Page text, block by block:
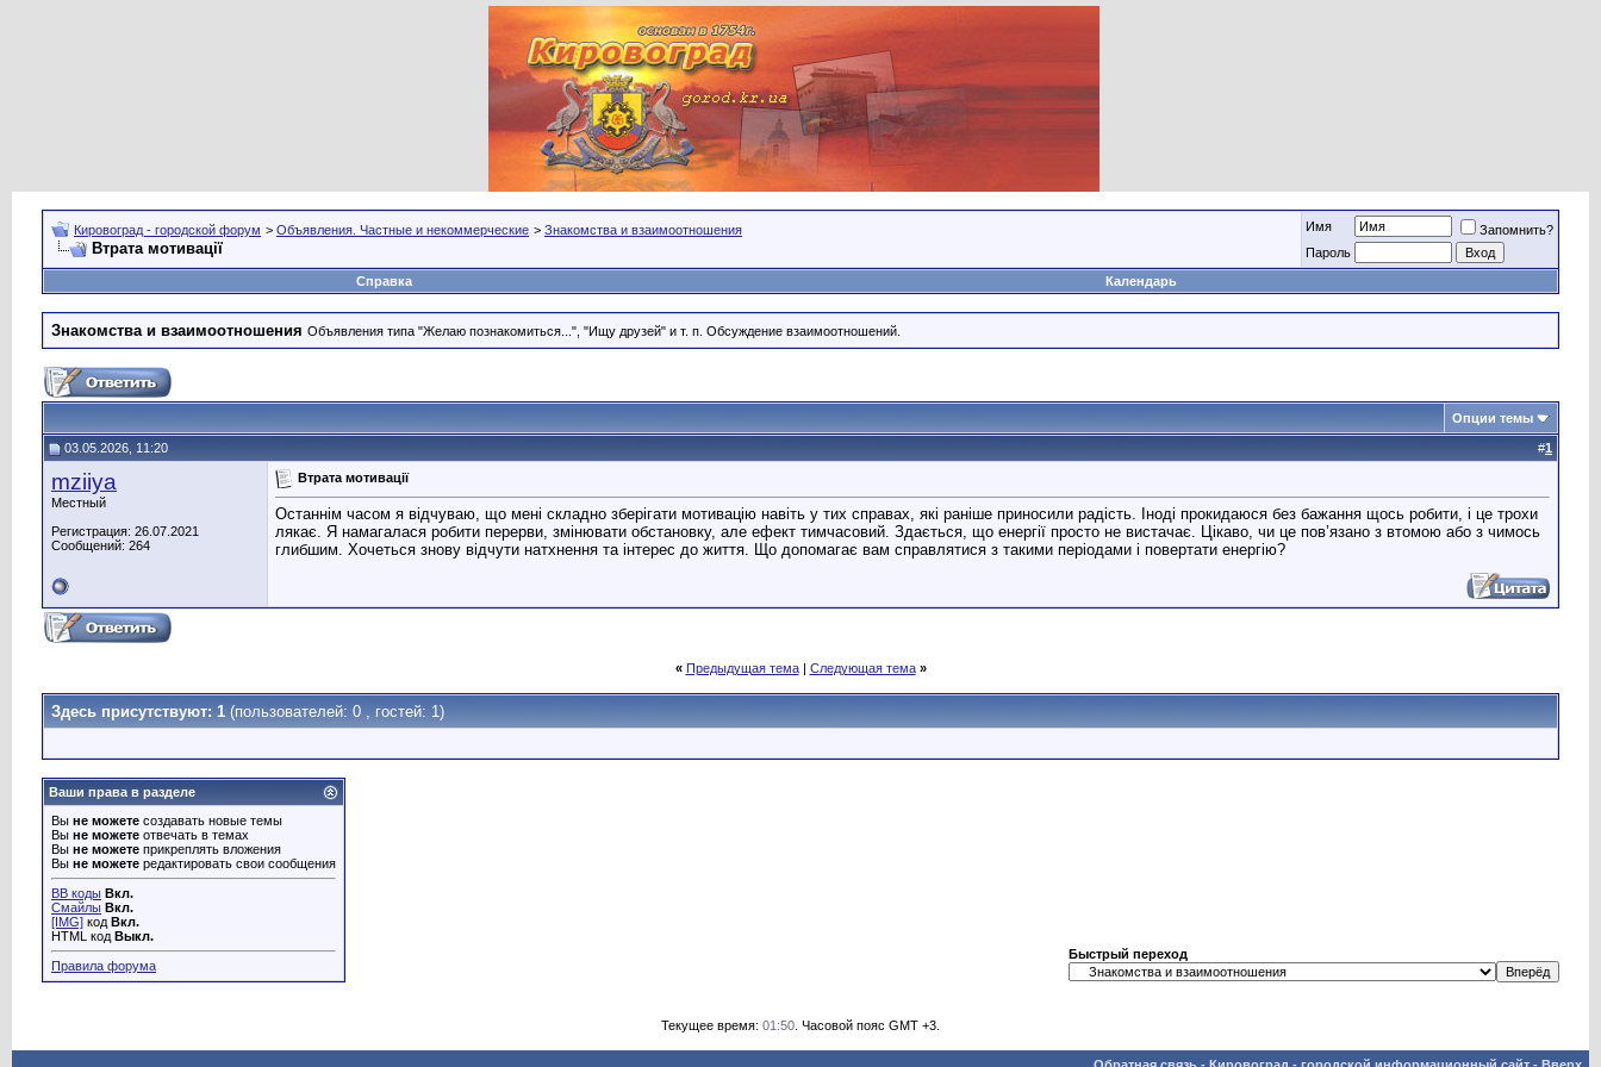
Кировоград - городской форум > Объявления. Частные и некоммерческие > Знакомства и взаимоотношения
Втрата мотивації
Имя
Запомнить?
Пароль
Справка
Календарь
Знакомства и взаимоотношения Объявления типа "Желаю познакомиться...", "Ищу друзей" и т. п. Обсуждение взаимоотношений.
Опции темы
03.05.2026, 11:20 #1
mziiya
Местный
Регистрация: 26.07.2021
Сообщений: 264
Втрата мотивації
Останнім часом я відчуваю, що мені складно зберігати мотивацію навіть у тих справах, які раніше приносили радість. Іноді прокидаюся без бажання щось робити, і це трохи
лякає. Я намагалася робити перерви, змінювати обстановку, але ефект тимчасовий. Здається, що енергії просто не вистачає. Цікаво, чи це пов’язано з втомою або з чимось
глибшим. Хочеться знову відчути натхнення та інтерес до життя. Що допомагає вам справлятися з такими періодами і повертати енергію?
« Предыдущая тема| Следующая тема »
Здесь присутствуют: 1 (пользователей: 0 , гостей: 1)
Ваши права в разделе
Вы не можете создавать новые темы
Вы не можете отвечать в темах
Вы не можете прикреплять вложения
Вы не можете редактировать свои сообщения
BB коды Вкл.
Смайлы Вкл.
[IMG] код Вкл.
HTML код Выкл.
Правила форума
Быстрый переход
Текущее время: 01:50 . Часовой пояс GMT +3.